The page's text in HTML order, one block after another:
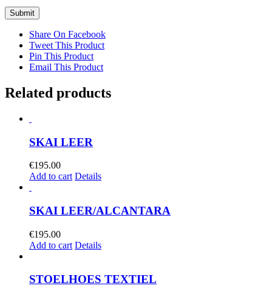
Share On Facebook
Tweet This Product
Pin This Product
Email This Product
Related products
SKAI LEER
€195.00
Add to cart Details
SKAI LEER/ALCANTARA
€195.00
Add to cart Details
STOELHOES TEXTIEL